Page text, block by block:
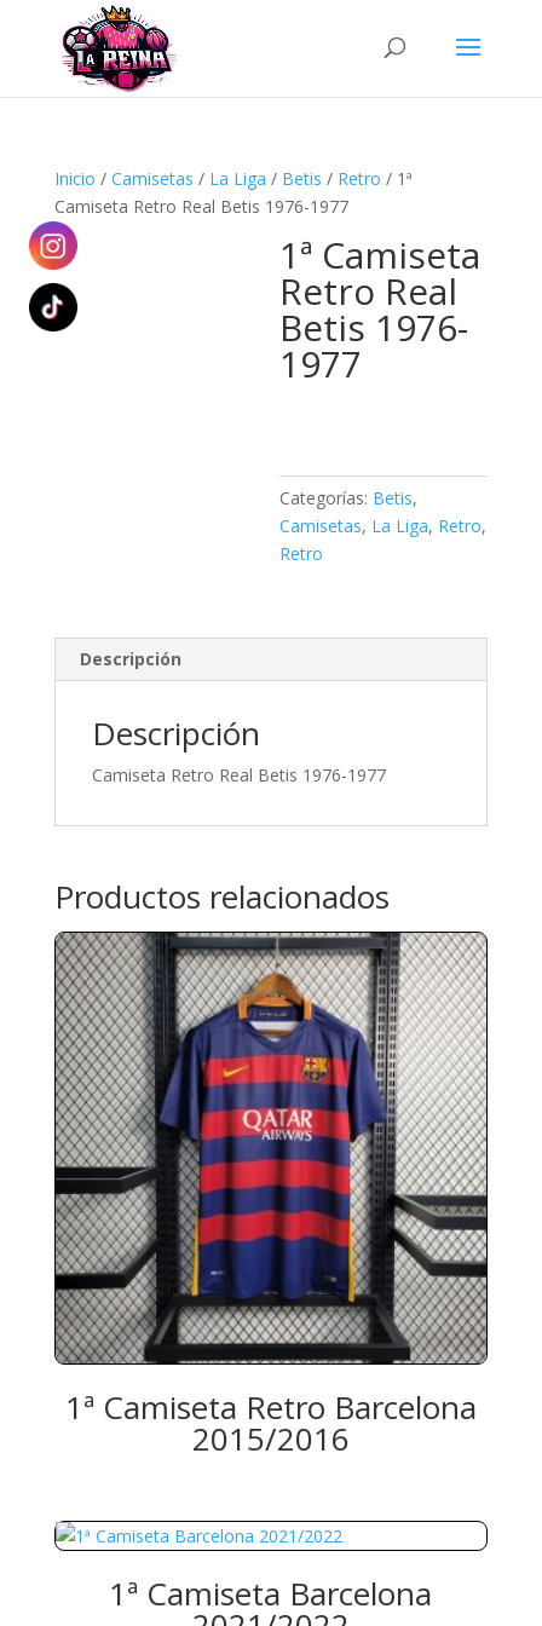
Búsqueda
productos
Inicio / Camisetas / La Liga / Betis / Retro / 1ª
Camiseta Retro Real Betis 1976-1977
1ª Camiseta
Retro Real
Betis 1976-
1977
Categorías: Betis,
Camisetas, La Liga, Retro,
Retro
Descripción
Descripción
Camiseta Retro Real Betis 1976-1977
Productos relacionados
1ª Camiseta Retro Barcelona
2015/2016
1ª Camiseta Barcelona